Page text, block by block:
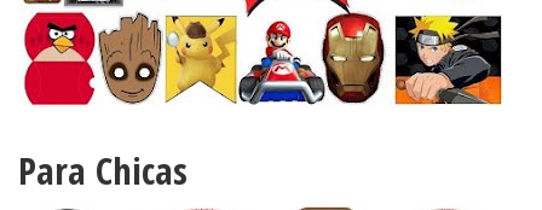
Para Chicas